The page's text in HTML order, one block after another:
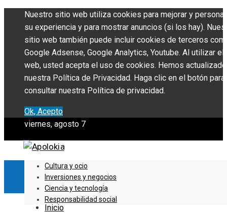
Nuestro sitio web utiliza cookies para mejorar y
su experiencia y para mostrar anuncios (si los hay).
sitio web también puede incluir cookies de terceros
Google Adsense, Google Analytics, Youtube. Al utilizar
web, usted acepta el uso de cookies. Hemos actualizado
nuestra Política de Privacidad. Haga clic en el botón para
consultar nuestra Política de privacidad.
Ok, Acepto
viernes, agosto 7
Cultura y ocio
Inversiones y negocios
Ciencia y tecnología
Responsabilidad social
Inicio